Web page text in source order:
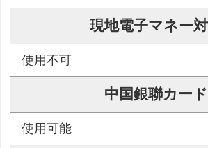
現地電子マネー
使用不可
中国銀聯カード
使用可能